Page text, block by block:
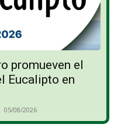
promueven el
Eucalipto en
- 05/08/2026